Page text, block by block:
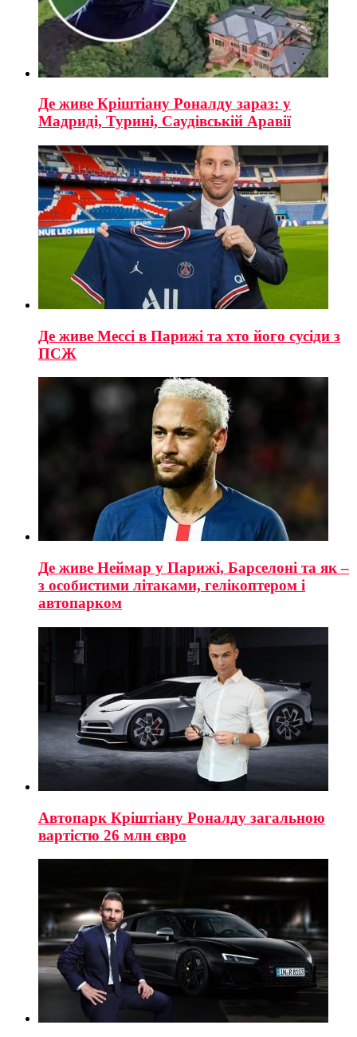
Де живе Кріштіану Роналду зараз: у
Мадриді, Турині, Саудівській Аравії
Де живе Мессі в Парижі та хто його сусіди з
ПСЖ
Де живе Неймар у Парижі, Барселоні та як –
з особистими літаками, гелікоптером і
автопарком
Автопарк Кріштіану Роналду загальною
вартістю 26 млн євро